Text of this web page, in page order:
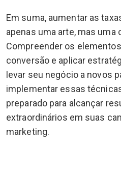
Em suma, aumentar as
apenas uma arte, mas uma
Compreender os
conversão e aplicar
levar seu negócio a novos
implementar essas
preparado para alcançar
extraordinários em suas
marketing.